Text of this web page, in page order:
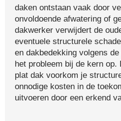
daken ontstaan vaak door
onvoldoende afwatering of
dakwerker verwijdert de
eventuele structurele
en dakbedekking volgens
het probleem bij de kern
plat dak voorkom je
onnodige kosten in de
uitvoeren door een erkend